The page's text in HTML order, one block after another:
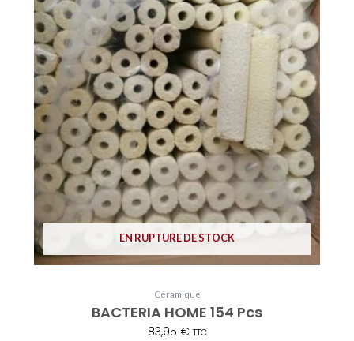
EN RUPTURE DE STOCK
Céramique
BACTERIA HOME 154 Pcs
83,95 € TTC